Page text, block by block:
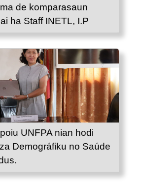
de komparasaun
ha Staff INETL, I.P
UNFPA nian hodi
Demográfiku no Saúde